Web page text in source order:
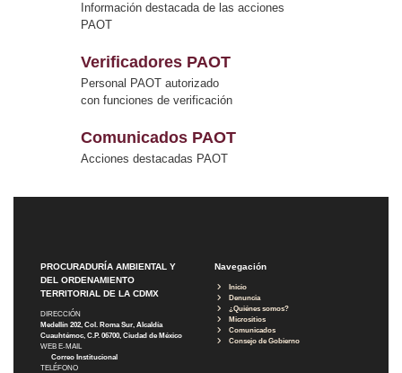
Información destacada de las acciones
PAOT
Verificadores PAOT
Personal PAOT autorizado
con funciones de verificación
Comunicados PAOT
Acciones destacadas PAOT
PROCURADURÍA AMBIENTAL Y
DEL ORDENAMIENTO
TERRITORIAL DE LA CDMX
DIRECCIÓN
Medellín 202, Col. Roma Sur, Alcaldía
Cuauhtémoc, C.P. 06700, Ciudad de México
WEB E-MAIL
Correo Institucional
TELÉFONO
Navegación
Inicio
Denuncia
¿Quiénes somos?
Micrositios
Comunicados
Consejo de Gobierno